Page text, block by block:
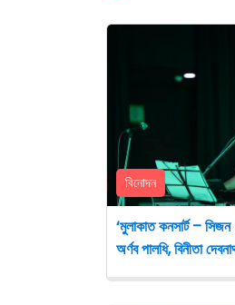
বিনোদন
‘মুলাকাত কনসার্ট –
অর্ণব পালধি, বিনীতা